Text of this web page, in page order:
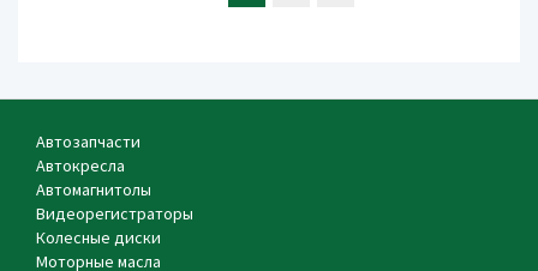
Автозапчасти
Автокресла
Автомагнитолы
Видеорегистраторы
Колесные диски
Моторные масла